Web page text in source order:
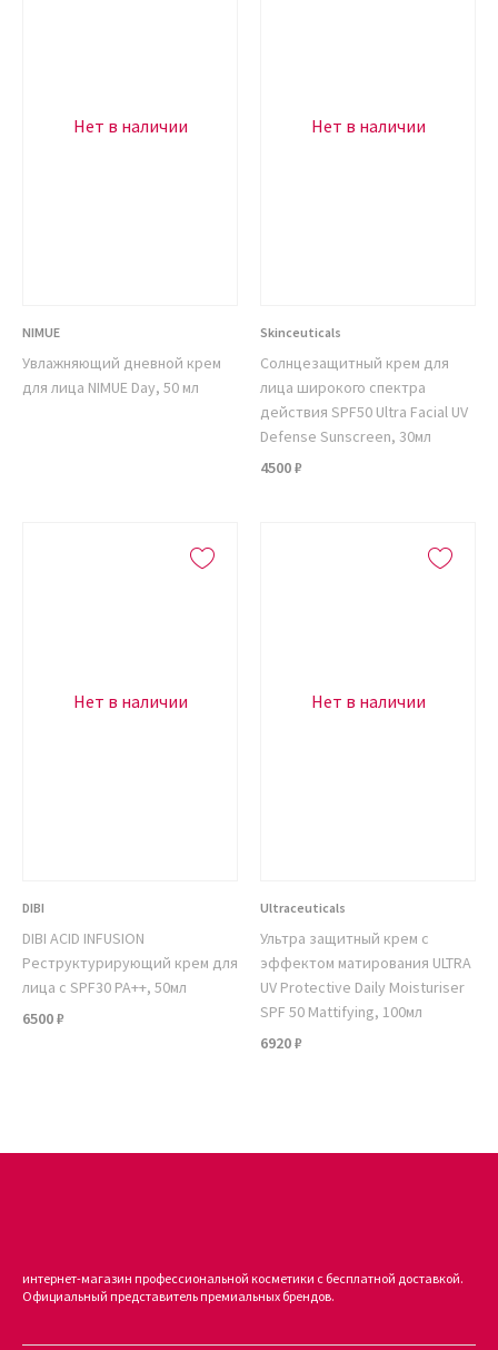
Нет в наличии
NIMUE
Увлажняющий дневной крем
для лица NIMUE Day, 50 мл
Нет в наличии
Skinceuticals
Солнцезащитный крем для
лица широкого спектра
действия SPF50 Ultra Facial UV
Defense Sunscreen, 30мл
4500 ₽
Нет в наличии
DIBI
DIBI ACID INFUSION
Реструктурирующий крем для
лица с SPF30 PA++, 50мл
6500 ₽
Нет в наличии
Ultraceuticals
Ультра защитный крем с
эффектом матирования ULTRA
UV Protective Daily Moisturiser
SPF 50 Mattifying, 100мл
6920 ₽
интернет-магазин профессиональной косметики с бесплатной доставкой.
Официальный представитель премиальных брендов.